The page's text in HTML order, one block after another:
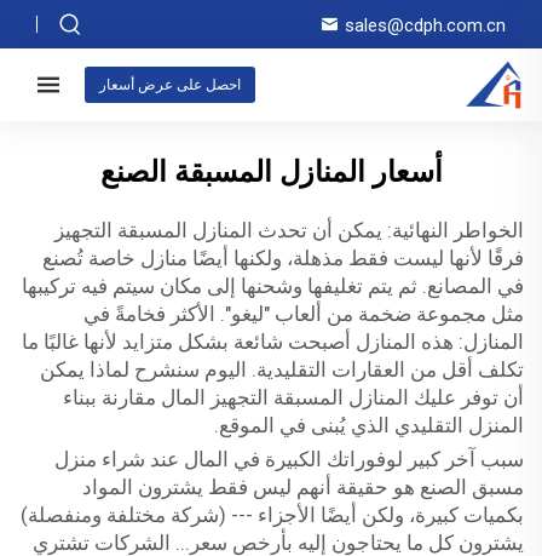
sales@cdph.com.cn
احصل على عرض أسعار
أسعار المنازل المسبقة الصنع
الخواطر النهائية: يمكن أن تحدث المنازل المسبقة التجهيز
فرقًا لأنها ليست فقط مذهلة، ولكنها أيضًا منازل خاصة تُصنع
في المصانع. ثم يتم تغليفها وشحنها إلى مكان سيتم فيه تركيبها
مثل مجموعة ضخمة من ألعاب "ليغو". الأكثر فخامةً في
المنازل: هذه المنازل أصبحت شائعة بشكل متزايد لأنها غالبًا ما
تكلف أقل من العقارات التقليدية. اليوم سنشرح لماذا يمكن
أن توفر عليك المنازل المسبقة التجهيز المال مقارنة ببناء
المنزل التقليدي الذي يُبنى في الموقع.
سبب آخر كبير لوفوراتك الكبيرة في المال عند شراء منزل
مسبق الصنع هو حقيقة أنهم ليس فقط يشترون المواد
بكميات كبيرة، ولكن أيضًا الأجزاء --- (شركة مختلفة ومنفصلة)
يشترون كل ما يحتاجون إليه بأرخص سعر... الشركات تشتري